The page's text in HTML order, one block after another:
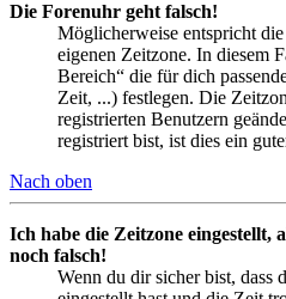
Die Forenuhr geht falsch!
Möglicherweise entspricht
eigenen Zeitzone. In diesem
Bereich“ die für dich
Zeit, ...) festlegen. Die
registrierten Benutzern
registriert bist, ist dies ein
Nach oben
Ich habe die Zeitzone eingestellt,
noch falsch!
Wenn du dir sicher bist, dass